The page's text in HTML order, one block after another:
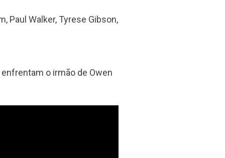
Paul Walker, Tyrese Gibson,
o irmão de Owen